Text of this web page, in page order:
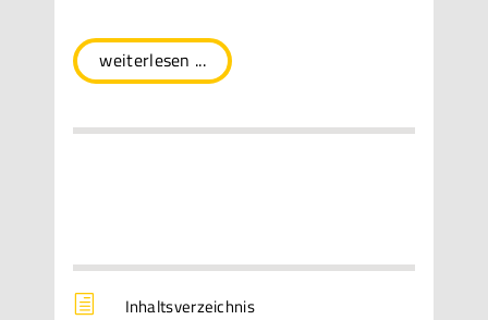
weiterlesen ...
h Inhaltsverzeichnis